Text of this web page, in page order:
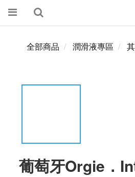
全部商品 潤滑液專區
葡萄牙Orgie．